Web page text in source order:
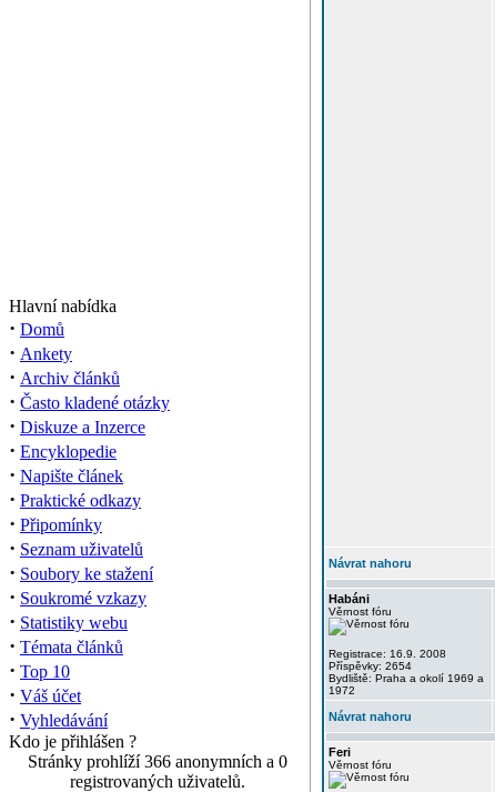
Hlavní nabídka
· Domů
· Ankety
· Archiv článků
· Často kladené otázky
· Diskuze a Inzerce
· Encyklopedie
· Napište článek
· Praktické odkazy
· Připomínky
· Seznam uživatelů
· Soubory ke stažení
· Soukromé vzkazy
· Statistiky webu
· Témata článků
· Top 10
· Váš účet
· Vyhledávání
Kdo je přihlášen ?
Stránky prohlíží 366 anonymních a 0
registrovaných uživatelů.
Návrat nahoru
Habáni
Věrnost fóru
Registrace: 16.9. 2008
Příspěvky: 2654
Bydliště: Praha a okolí 1969 a
1972
Návrat nahoru
Feri
Věrnost fóru